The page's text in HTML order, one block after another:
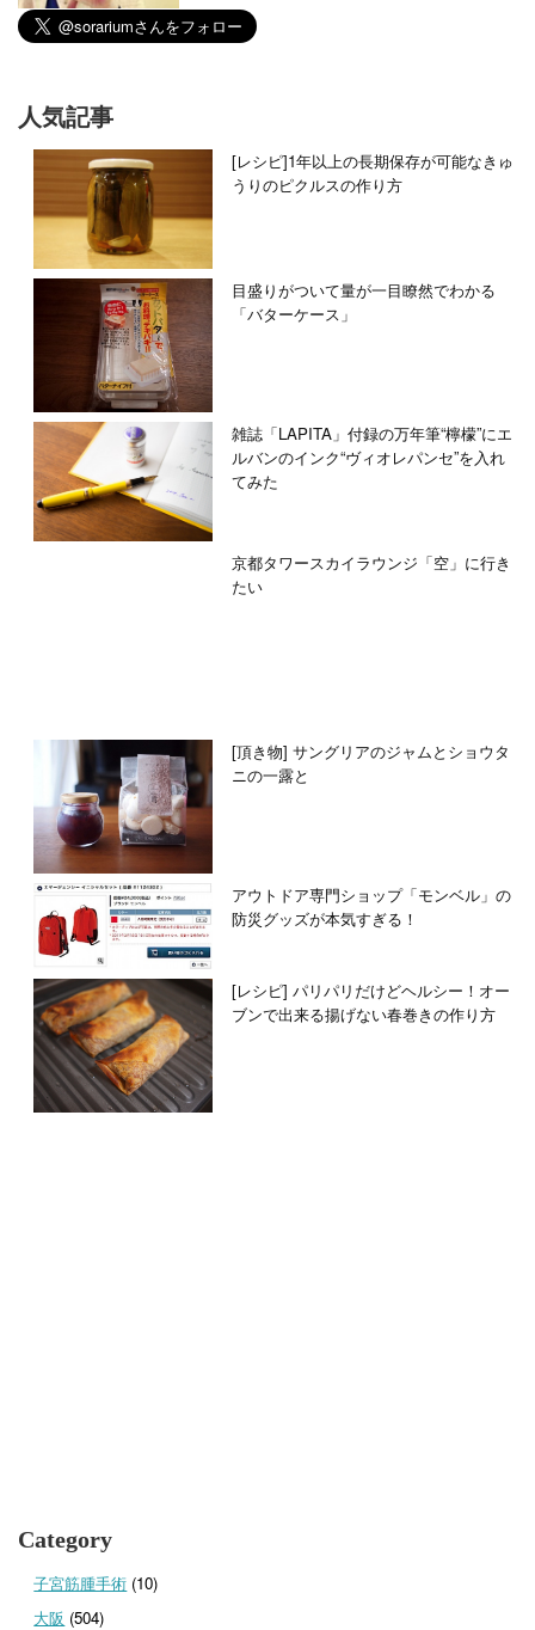
人気記事
[レシピ]1年以上の長期保存が可能なきゅ
うりのピクルスの作り方
目盛りがついて量が一目瞭然でわかる
「バターケース」
雑誌「LAPITA」付録の万年筆“檸檬”にエ
ルバンのインク“ヴィオレパンセ”を入れ
てみた
京都タワースカイラウンジ「空」に行き
たい
[頂き物] サングリアのジャムとショウタ
ニの一露と
アウトドア専門ショップ「モンベル」の
防災グッズが本気すぎる！
[レシピ] パリパリだけどヘルシー！オー
ブンで出来る揚げない春巻きの作り方
Category
子宮筋腫手術 (10)
大阪 (504)